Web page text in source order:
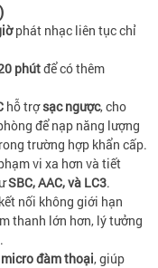
phát nhạc liên tục chỉ
phútđể có thêm
hỗ trợsạc ngược, cho
để nạp năng lượng
trường hợp khẩn cấp.
vi xa hơn và tiết
SBC, AAC, và LC3.
nối không giới hạn
thanh lớn hơn, lý tưởng
micro đàm thoại, giúp